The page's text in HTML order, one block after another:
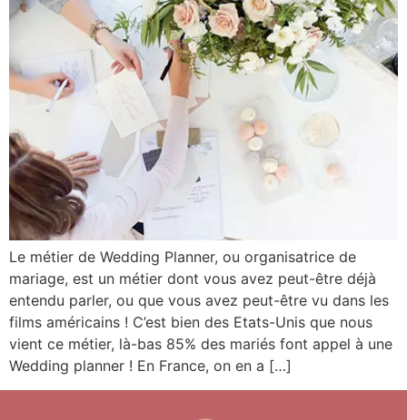
Le métier de Wedding Planner, ou organisatrice de
mariage, est un métier dont vous avez peut-être déjà
entendu parler, ou que vous avez peut-être vu dans les
films américains ! C’est bien des Etats-Unis que nous
vient ce métier, là-bas 85% des mariés font appel à une
Wedding planner ! En France, on en a […]